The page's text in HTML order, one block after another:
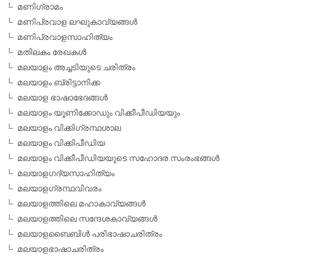
മണിഗ്രാമം
മണിപ്രവാള ലഘുകാവ്യങ്ങള്‍
മണിപ്രവാളസാഹിത്യം
മതിലകം രേഖകള്‍
മലയാളം അച്ചടിയുടെ ചരിത്രം
മലയാളം ബ്രിട്ടാനിക്ക
മലയാള ഭാഷാഭേദങ്ങള്‍
മലയാളം യൂണിക്കോഡും വിക്കീപീഡിയയും
മലയാളം വിക്കിഗ്രന്ഥശാല
മലയാളം വിക്കിപീഡിയ
മലയാളം വിക്കീപീഡിയയുടെ സഹോദര സംരംഭങ്ങള്‍
മലയാളഗദ്യസാഹിത്യം
മലയാളഗ്രന്ഥവിവരം
മലയാളത്തിലെ മഹാകാവ്യങ്ങള്‍
മലയാളത്തിലെ സന്ദേശകാവ്യങ്ങള്‍
മലയാളബൈബിള്‍ പരിഭാഷാചരിത്രം
മലയാളഭാഷാചരിത്രം